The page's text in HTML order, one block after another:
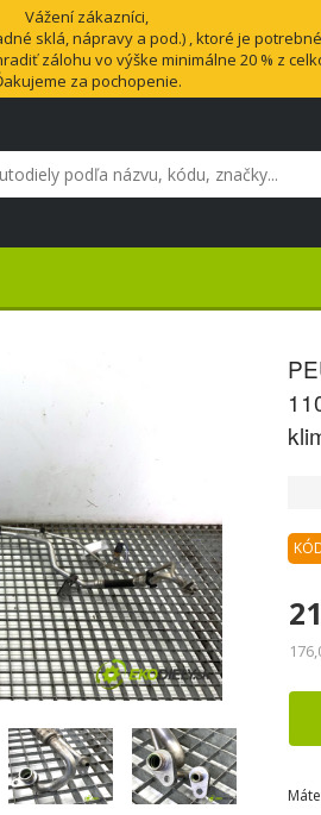
Vážení zákazníci,
sklá, nápravy a pod.) , ktoré je
zálohu vo výške minimálne 20 % z
za pochopenie.